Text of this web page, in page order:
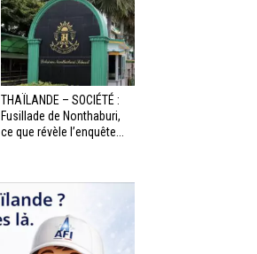
THAÏLANDE – SOCIÉTÉ :
Fusillade de Nonthaburi,
ce que révèle l’enquête...